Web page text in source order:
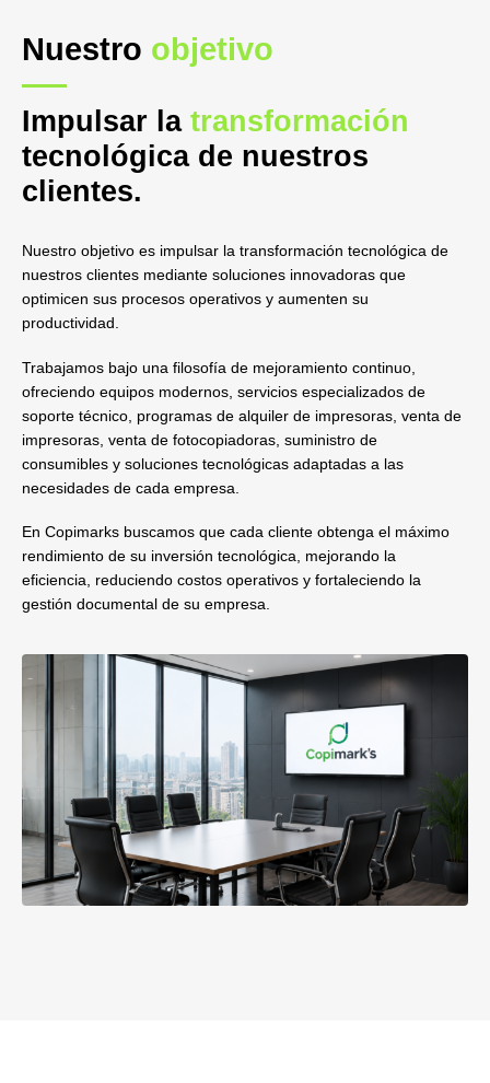
Nuestro objetivo
Impulsar latransformación
tecnológica de nuestros
clientes.
Nuestro objetivo es impulsar la transformación tecnológica de
nuestros clientes mediante soluciones innovadoras que
optimicen sus procesos operativos y aumenten su
productividad.
Trabajamos bajo una filosofía de mejoramiento continuo,
ofreciendo equipos modernos, servicios especializados de
soporte técnico, programas de alquiler de impresoras, venta de
impresoras, venta de fotocopiadoras, suministro de
consumibles y soluciones tecnológicas adaptadas a las
necesidades de cada empresa.
En Copimarks buscamos que cada cliente obtenga el máximo
rendimiento de su inversión tecnológica, mejorando la
eficiencia, reduciendo costos operativos y fortaleciendo la
gestión documental de su empresa.